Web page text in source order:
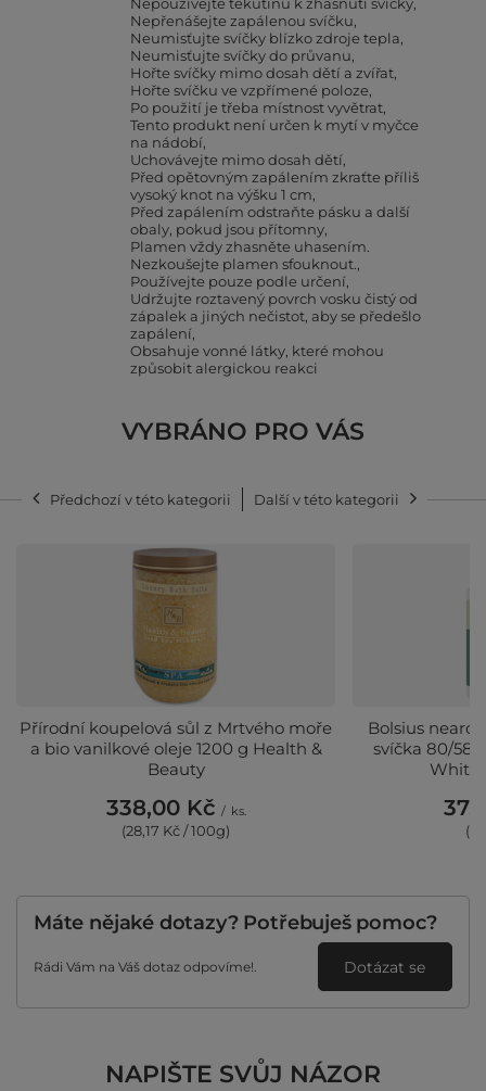
Nepřenášejte zapálenou svíčku
Neumisťujte svíčky blízko zdroje tepla
Neumisťujte svíčky do průvanu
Hořte svíčky mimo dosah dětí a zvířat
Hořte svíčku ve vzpřímené poloze
Po použití je třeba místnost vyvětrat
Tento produkt není určen k mytí v myčce
na nádobí
Uchovávejte mimo dosah dětí
Před opětovným zapálením zkraťte příliš
vysoký knot na výšku 1 cm
Před zapálením odstraňte pásku a další
obaly, pokud jsou přítomny
Plamen vždy zhasněte uhasením.
Nezkoušejte plamen sfouknout.
Používejte pouze podle určení
Udržujte roztavený povrch vosku čistý od
zápalek a jiných nečistot, aby se předešlo
zapálení
Obsahuje vonné látky, které mohou
způsobit alergickou reakci
VYBRÁNO PRO VÁS
Předchozí v této kategorii Další v této kategorii
Přírodní koupelová sůl z Mrtvého moře
a bio vanilkové oleje 1200 g Health &
Beauty
338,00 Kč / ks.
(28,17 Kč / 100g)
Bolsius
svíčka 80/58
White
Máte nějaké dotazy? Potřebuješ pomoc?
Rádi Vám na Váš dotaz odpovíme!. Dotázat se
NAPIŠTE SVŮJ NÁZOR